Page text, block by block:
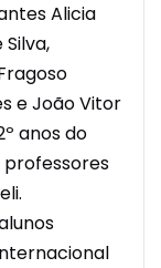
Alicia
e João Vitor
anos do
professores